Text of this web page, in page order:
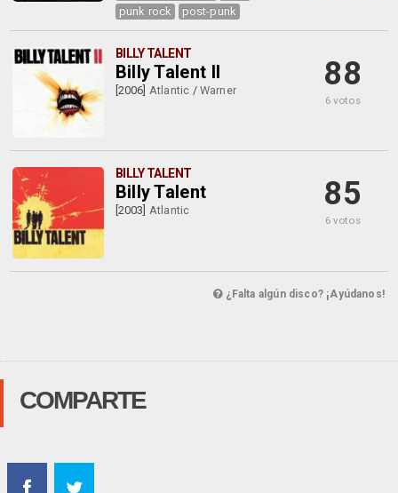
punk rock
post-punk
BILLY TALENT
Billy Talent II
[2006] Atlantic / Warner 88
6 votos
BILLY TALENT
Billy Talent
[2003] Atlantic 85
6 votos
¿Falta algún disco? ¡Ayúdanos!
COMPARTE